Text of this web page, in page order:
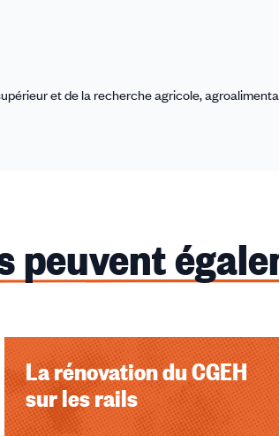
et de la recherche agricole,
peuvent
La rénovation du CGEH
sur les rails